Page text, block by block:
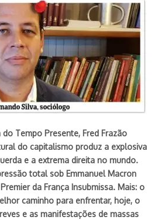
Tempo Presente, Fred Frazão
do capitalismo produz a explosiva
e a extrema direita no mundo.
total sob Emmanuel Macron
da França Insubmissa. Mais: o
caminho para enfrentar, hoje, o
e as manifestações de massas